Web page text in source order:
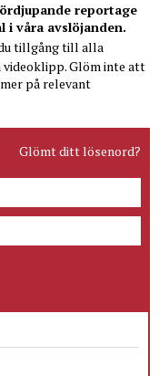
reportage
i våra avslöjanden.
tillgång till alla
Glöm inte att
på relevant
Glömt ditt lösenord?